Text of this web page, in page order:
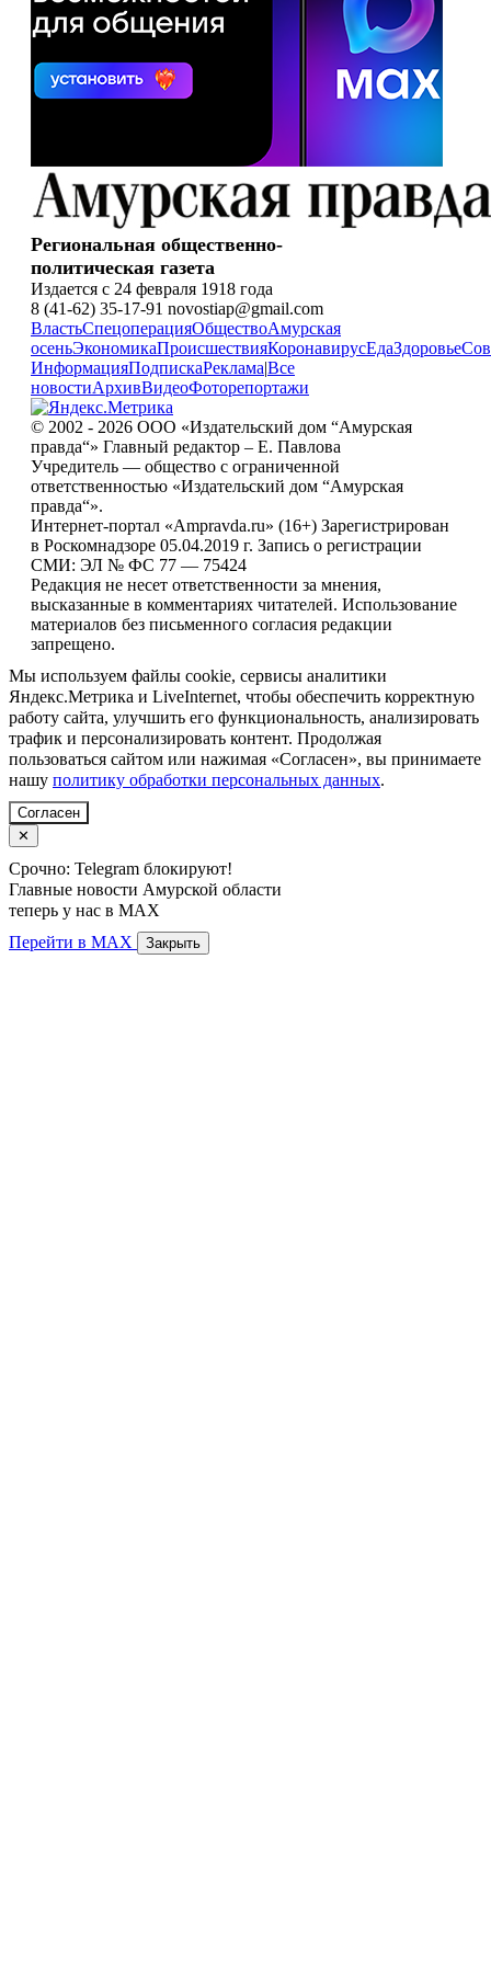
Региональная общественно-
политическая газета
Издается с 24 февраля 1918 года
8 (41-62) 35-17-91 novostiap@gmail.com
ВластьСпецоперацияОбществоАмурская
осеньЭкономикаПроисшествияКоронавирусЕдаЗдоровье
ИнформацияПодпискаРеклама|Все
новостиАрхивВидеоФоторепортажи
© 2002 - 2026 ООО «Издательский дом “Амурская
правда“» Главный редактор – Е. Павлова
Учредитель — общество с ограниченной
ответственностью «Издательский дом “Амурская
правда“».
Интернет-портал «Ampravda.ru» (16+) Зарегистрирован
в Роскомнадзоре 05.04.2019 г. Запись о регистрации
СМИ: ЭЛ № ФС 77 — 75424
Редакция не несет ответственности за мнения,
высказанные в комментариях читателей. Использование
материалов без письменного согласия редакции
запрещено.
Мы используем файлы cookie, сервисы аналитики
Яндекс.Метрика и LiveInternet, чтобы обеспечить корректную
работу сайта, улучшить его функциональность, анализировать
трафик и персонализировать контент. Продолжая
пользоваться сайтом или нажимая «Согласен», вы принимаете
нашу политику обработки персональных данных.
Согласен
✕
Срочно: Telegram блокируют!
Главные новости Амурской области
теперь у нас в MAX
Перейти в MAX
Закрыть